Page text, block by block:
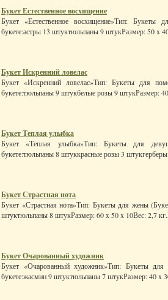
Букет Естественное восхищение
Букет «Естественное восхищение»Тип: Букеты
букете:астры 13 штуктюльпаны 9 штукРазмер: 50 x
Букет Искренний ловелас
Букет «Искренний ловелас»Тип: Букеты для
букете:тюльпаны 9 штукбелые розы 9 штукРазмер:
Букет Теплая улыбка
Букет «Теплая улыбка»Тип: Букеты для
букете:тюльпаны 8 штуккрасные розы 3
Букет Страстная нота
Букет «Страстная нота»Тип: Букеты для жены
штуктюльпаны 8 штукРазмер: 60 x 50 x 10Вес: 2,7
Букет Очарованный художник
Букет «Очарованный художник»Тип: Букеты
букете:жасмин 9 штуктюльпаны 7 штукРазмер: 40 x